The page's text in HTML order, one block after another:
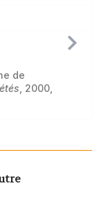
de
, 2000,